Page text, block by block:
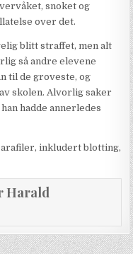
snoket og
over det.
blitt straffet, men alt
så andre elevene
til de groveste, og
skolen. Alvorlig saker
hadde annerledes
inkludert blotting,
Harald